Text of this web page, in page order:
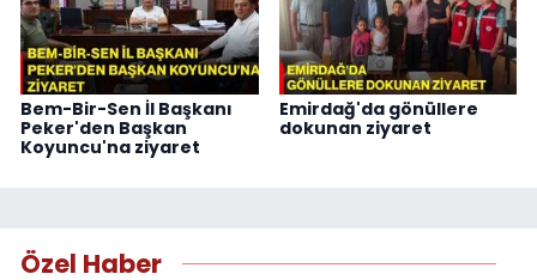
Bem-Bir-Sen İl Başkanı
Peker'den Başkan
Koyuncu'na ziyaret
Emirdağ'da gönüllere
dokunan ziyaret
Özel Haber